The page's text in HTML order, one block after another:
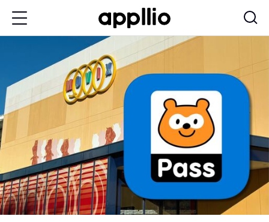
ン
テ
ン
ツ
移
動